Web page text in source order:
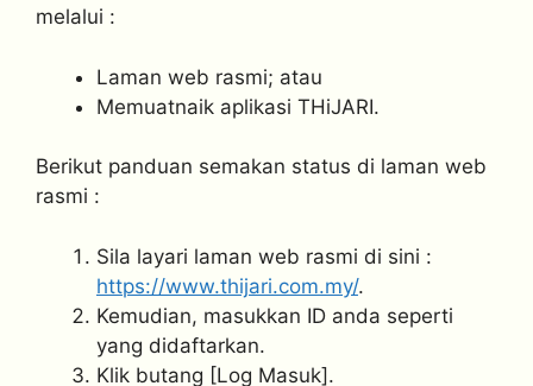
melalui :
Laman web rasmi; atau
Memuatnaik aplikasi THiJARI.
Berikut panduan semakan status di laman web
rasmi :
Sila layari laman web rasmi di sini :
https://www.thijari.com.my/.
Kemudian, masukkan ID anda seperti
yang didaftarkan.
Klik butang [Log Masuk].